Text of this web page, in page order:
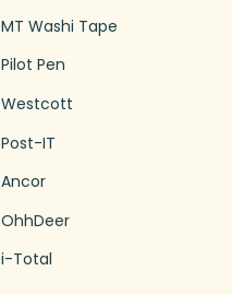
MT Washi Tape
Pilot Pen
Westcott
Post-IT
Ancor
OhhDeer
i-Total